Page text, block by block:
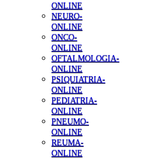
ONLINE
NEURO-
ONLINE
ONCO-
ONLINE
OFTALMOLOGIA-
ONLINE
PSIQUIATRIA-
ONLINE
PEDIATRIA-
ONLINE
PNEUMO-
ONLINE
REUMA-
ONLINE